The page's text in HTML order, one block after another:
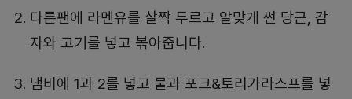
다른팬에 라멘유를 살짝 두르고 알맞게 썬 당근, 감
자와 고기를 넣고 볶아줍니다.
냄비에 1과 2를 넣고 물과 포크&토리가라스프를 넣